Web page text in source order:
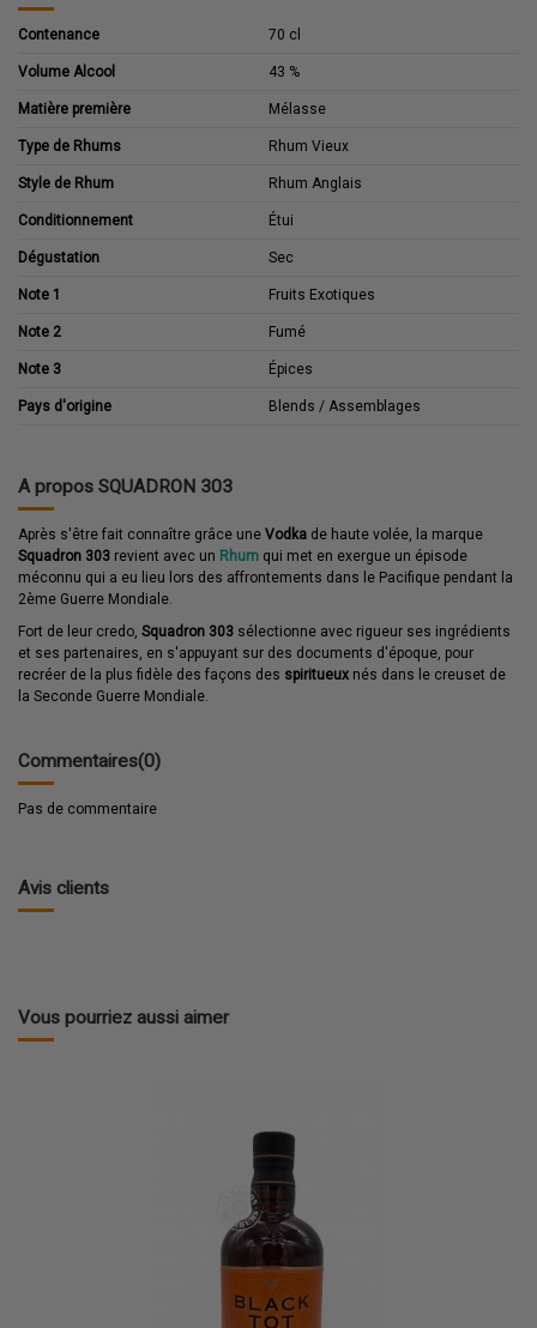
Contenance 70 cl
Volume Alcool 43 %
Matière première Mélasse
Type de Rhums Rhum Vieux
Style de Rhum Rhum Anglais
Conditionnement Étui
Dégustation Sec
Note 1 Fruits Exotiques
Note 2 Fumé
Note 3 Épices
Pays d'origine Blends / Assemblages
A propos SQUADRON 303
Après s'être fait connaître grâce une Vodka de haute volée, la marque
Squadron 303 revient avec un Rhum qui met en exergue un épisode
méconnu qui a eu lieu lors des affrontements dans le Pacifique pendant la
2ème Guerre Mondiale.
Fort de leur credo, Squadron 303 sélectionne avec rigueur ses ingrédients
et ses partenaires, en s'appuyant sur des documents d'époque, pour
recréer de la plus fidèle des façons des spiritueux nés dans le creuset de
la Seconde Guerre Mondiale.
Commentaires(0)
Pas de commentaire
Avis clients
Vous pourriez aussi aimer